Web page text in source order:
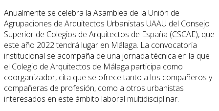
Anualmente se celebra la Asamblea de la Unión de
Agrupaciones de Arquitectos Urbanistas UAAU del Consejo
Superior de Colegios de Arquitectos de España (CSCAE), que
este año 2022 tendrá lugar en Málaga. La convocatoria
institucional se acompaña de una jornada técnica en la que
el Colegio de Arquitectos de Málaga participa como
coorganizador, cita que se ofrece tanto a los compañeros y
compañeras de profesión, como a otros urbanistas
interesados en este ámbito laboral multidisciplinar.